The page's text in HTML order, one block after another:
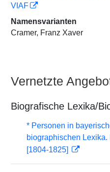
VIAF
Namensvarianten
Cramer, Franz Xaver
Vernetzte
Biografische Lexika/
* Personen in
biographischen Lexika.
[1804-1825]